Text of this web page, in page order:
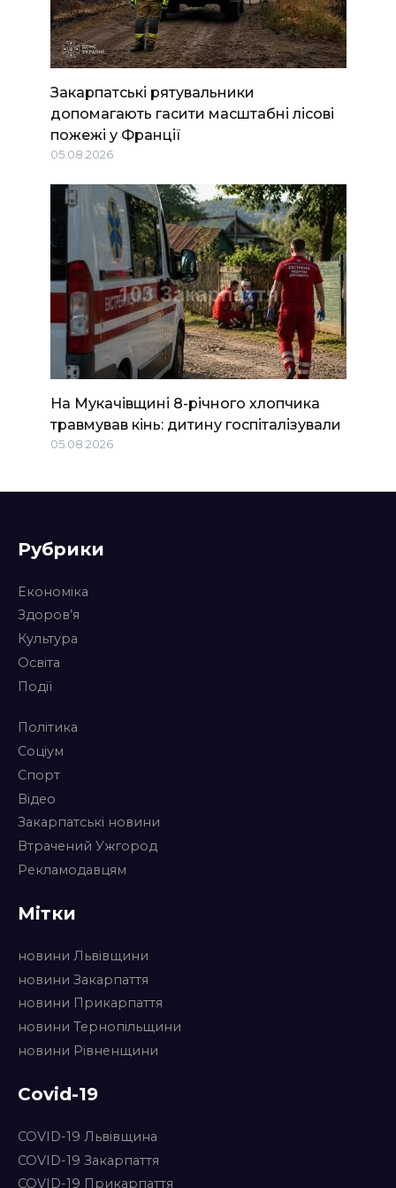
Закарпатські рятувальники
допомагають гасити масштабні лісові
пожежі у Франції
05.08.2026
На Мукачівщині 8-річного хлопчика
травмував кінь: дитину госпіталізували
05.08.2026
Рубрики
Економіка
Здоров’я
Культура
Освіта
Події
Політика
Соціум
Спорт
Відео
Закарпатські новини
Втрачений Ужгород
Рекламодавцям
Мітки
новини Львівщини
новини Закарпаття
новини Прикарпаття
новини Тернопільщини
новини Рівненщини
Covid-19
COVID-19 Львівщина
COVID-19 Закарпаття
COVID-19 Прикарпаття